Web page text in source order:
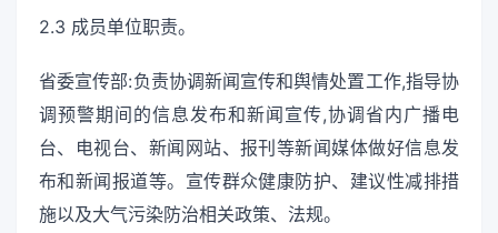
2.3 成员单位职责。
省委宣传部:负责协调新闻宣传和舆情处置工作,指导协
调预警期间的信息发布和新闻宣传,协调省内广播电
台、电视台、新闻网站、报刊等新闻媒体做好信息发
布和新闻报道等。宣传群众健康防护、建议性减排措
施以及大气污染防治相关政策、法规。